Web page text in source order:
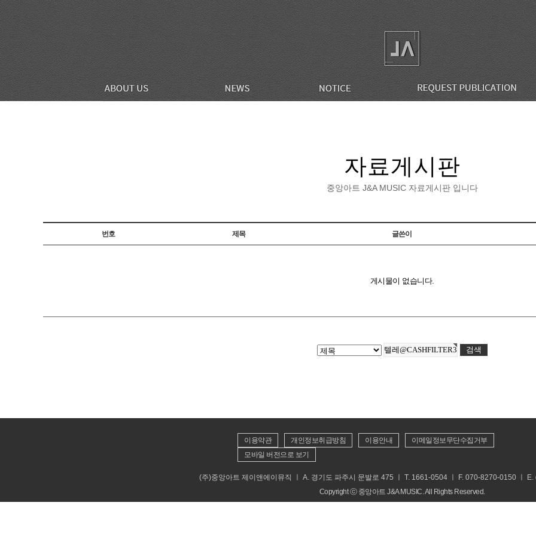
자료게시판
중앙아트 J&A MUSIC 자료게시판 입니다
번호 제목 글쓴이
게시물이 없습니다.
이용약관 개인정보취급방침 이용안내
이메일정보무단수집거부
모바일 버전으로 보기
(주)중앙아트 제이앤에이뮤직 ㅣ A. 경기도 파주시 문발로 475 ㅣ T. 1661-0504 ㅣ F. 070-8270-0150 ㅣ
Copyright ⓒ 중앙아트 J&A MUSIC. All Rights Reserved.